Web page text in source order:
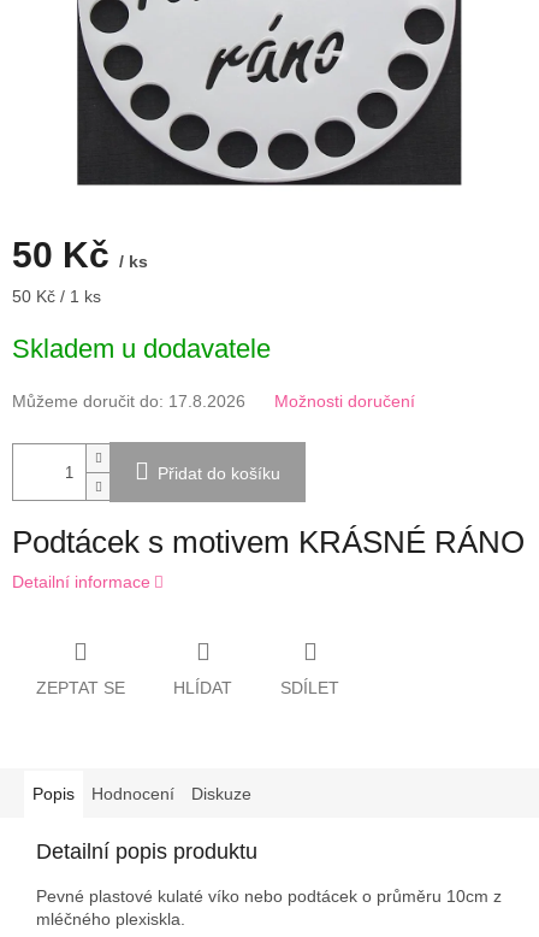
50 Kč / ks
Měrná
50 Kč / 1 ks
Skladem u dodavatele
Můžeme doručit do: 17.8.2026 Možnosti doručení
Přidat do košíku
Podtácek s motivem KRÁSNÉ RÁNO
Detailní informace
ZEPTAT SE HLÍDAT SDÍLET
Popis Hodnocení Diskuze
Detailní popis produktu
Pevné plastové kulaté víko nebo podtácek o průměru 10cm z
mléčného plexiskla.